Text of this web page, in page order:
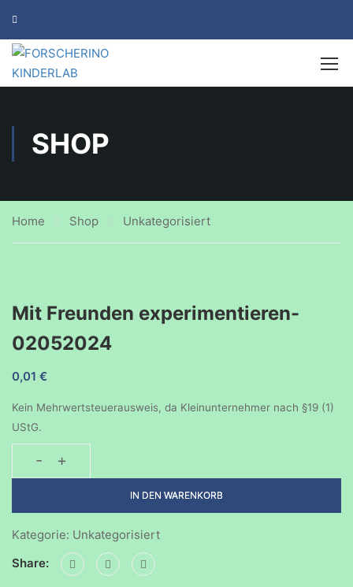
SHOP
Home Shop Unkategorisiert
Mit Freunden experimentieren-
02052024
0,01 €
Kein Mehrwertsteuerausweis, da Kleinunternehmer nach §19 (1)
UStG.
-
Mit
02052024
+
IN DEN WARENKORB
Kategorie: Unkategorisiert
Share: